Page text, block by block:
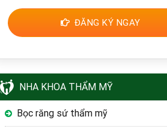
ĐĂNG KÝ NGAY
NHA KHOA THẨM MỸ
Bọc răng sứ thẩm mỹ